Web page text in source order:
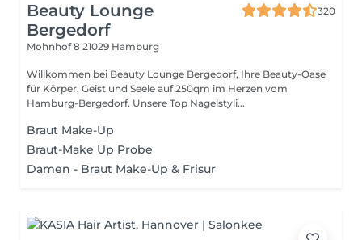
Beauty Lounge
Bergedorf
320
Mohnhof 8 21029 Hamburg
Willkommen bei Beauty Lounge Bergedorf, Ihre Beauty-Oase
für Körper, Geist und Seele auf 250qm im Herzen vom
Hamburg-Bergedorf. Unsere Top Nagelstyli...
Braut Make-Up
Braut-Make Up Probe
Damen - Braut Make-Up & Frisur